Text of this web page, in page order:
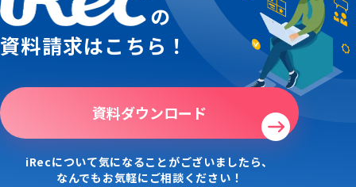
の
資料請求はこちら！
資料ダウンロード
iRecについて気になることがございましたら、
なんでもお気軽にご相談ください！